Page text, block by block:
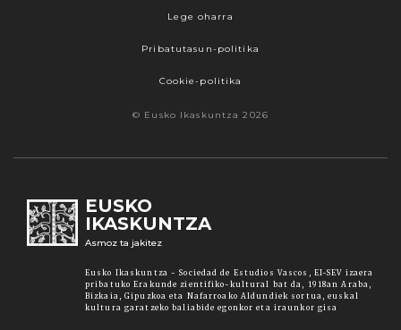
Lege oharra
Pribatutasun-politika
Cookie-politika
© Eusko Ikaskuntza 2026
EUSKO
IKASKUNTZA
Asmoz ta jakitez
Eusko Ikaskuntza - Sociedad de Estudios Vascos, EI-SEV izaera
pribatuko Erakunde zientifiko-kultural bat da, 1918an Araba,
Bizkaia, Gipuzkoa eta Nafarroako Aldundiek sortua, euskal
kultura garatzeko baliabide egonkor eta iraunkor gisa
Webgune honek cookieak erabiltzen ditu,
nabigatzeko nahiago duzun cookie aukera.
Guztiz desaktibatzea ere hauta dezakezu.
"konfigurazioa" aukeran. "Onartzen dut" botoia
cookie politika onartzen duzula adierazten ari
gehiago lortzeko.
Onartu